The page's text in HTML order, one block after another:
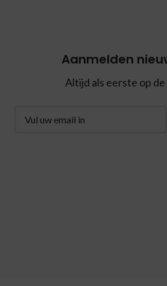
Aanmelden
Altijd als eerste op